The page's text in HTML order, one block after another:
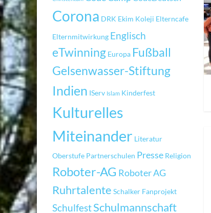
Corona DRK Ekim Koleji Elterncafe
Elternmitwirkung Englisch
eTwinning Europa Fußball
Gelsenwasser-Stiftung
Indien IServ Islam Kinderfest
Kulturelles
Miteinander Literatur
Oberstufe Partnerschulen Presse Religion
Roboter-AG Roboter AG
Ruhrtalente Schalker Fanprojekt
SchulfestSchulmannschaft